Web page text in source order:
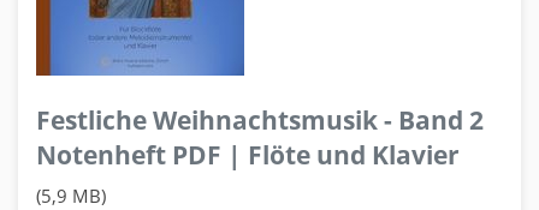
Festliche Weihnachtsmusik - Band 2
Notenheft PDF | Flöte und Klavier
(5,9 MB)